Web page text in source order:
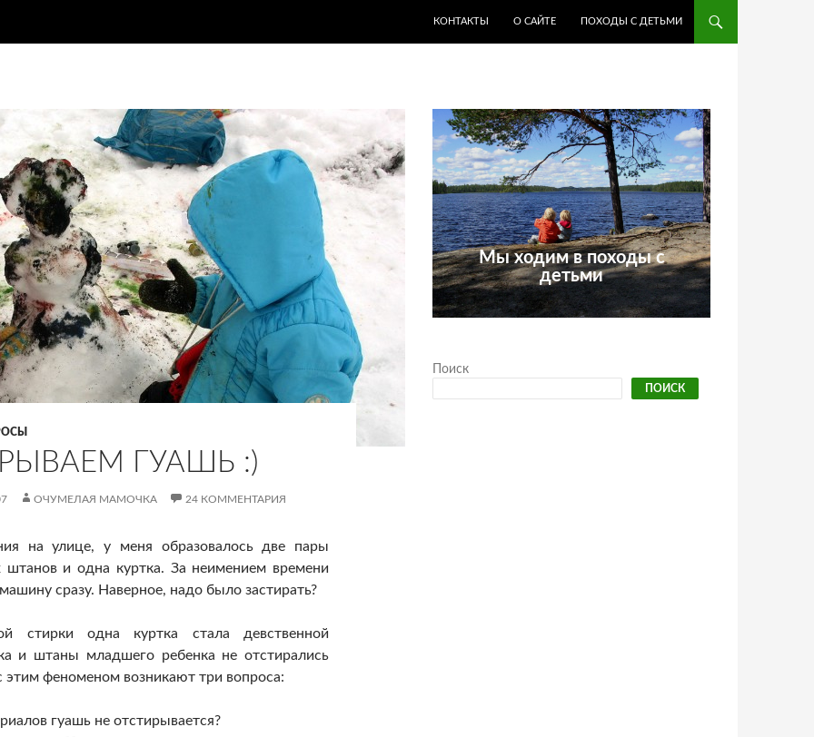
КОНТАКТЫ О САЙТЕ ПОХОДЫ С ДЕТЬМИ
ГУАШЬ :)
ОЧУМЕЛАЯ МАМОЧКА 24 КОММЕНТАРИЯ
на улице, у меня образовалось две пары
штанов и одна куртка. За неимением времени
сразу. Наверное, надо было застирать?
стирки одна куртка стала девственной
и штаны младшего ребенка не отстирались
этим феноменом возникают три вопроса:
гуашь не отстирывается?
Мы ходим в походы с
детьми
Поиск
ПОИСК